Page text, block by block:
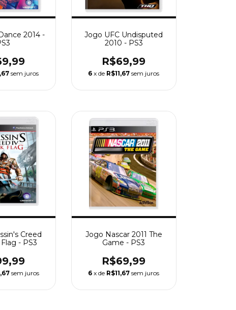
2014 -
sem juros
Jogo UFC Undisputed
2010 - PS3
R$69,99
6 x de R$11,67 sem juros
Creed
- PS3
sem juros
Jogo Nascar 2011 The
Game - PS3
R$69,99
6 x de R$11,67 sem juros